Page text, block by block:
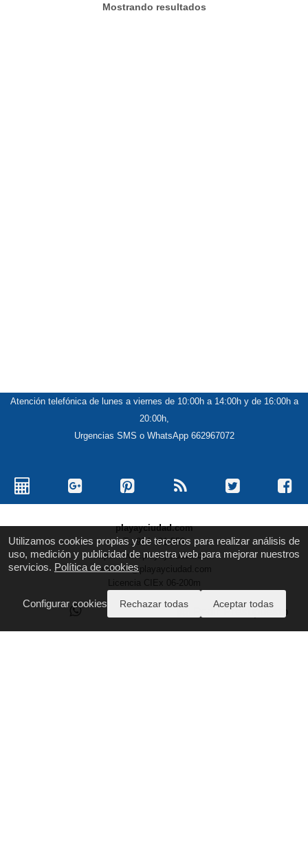
Pedir Presupuesto
Utilizamos cookies propias y de terceros para realizar análisis de
uso, medición y publicidad de nuestra web para mejorar nuestros
servicios. Política de cookies
Configurar cookies Rechazar todas Aceptar todas
Mostrando resultados
Atención telefónica de lunes a viernes de 10:00h a 14:00h y de 16:00h a
20:00h,
Urgencias SMS o WhatsApp 662967072
playayciudad.com
T.: 924 101 559
https://www.playayciudad.com
reservas@playayciudad.com
Licencia CIEx 06-200m